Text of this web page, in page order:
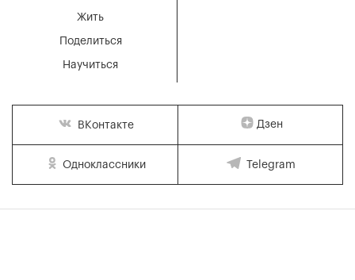
Жить
Поделиться
Научиться
ВКонтакте Дзен
Одноклассники Telegram